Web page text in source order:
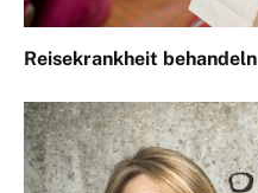
Reisekrankheit behandeln